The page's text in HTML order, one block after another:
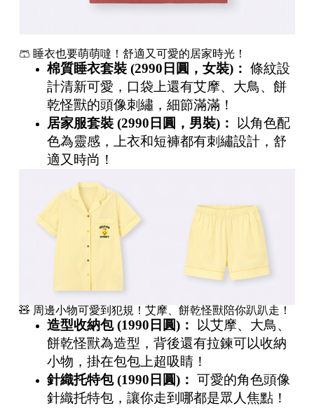
🩳 睡衣也要萌萌噠！舒適又可愛的居家時光！
棉質睡衣套裝(2990 日圓，女裝)： 條紋設
計清新可愛，口袋上還有艾摩、大鳥、餅
乾怪獸的頭像刺繡，細節滿滿！
居家服套裝(2990 日圓，男裝)：
以角色配
色為靈感，上衣和短褲都有刺繡設計，舒
適又時尚！
🧸 周邊小物可愛到犯規！艾摩、餅乾怪獸陪你趴趴走！
造型收納包(1990 日圓)：
以艾摩、大鳥、
餅乾怪獸為造型，背後還有拉鍊可以收納
小物，掛在包包上超吸睛！
針織托特包(1990 日圓)： 可愛的角色頭像
針織托特包，讓你走到哪都是眾人焦點！